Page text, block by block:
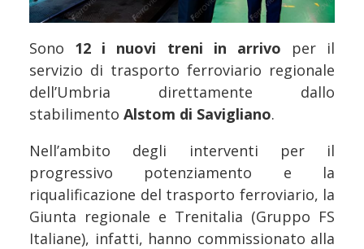
Sono 12 i nuovi treni in arrivo per il
servizio di trasporto ferroviario regionale
dell’Umbria direttamente dallo
stabilimento Alstom di Savigliano.
Nell’ambito degli interventi per il
progressivo potenziamento e la
riqualificazione del trasporto ferroviario, la
Giunta regionale e Trenitalia (Gruppo FS
Italiane), infatti, hanno commissionato alla